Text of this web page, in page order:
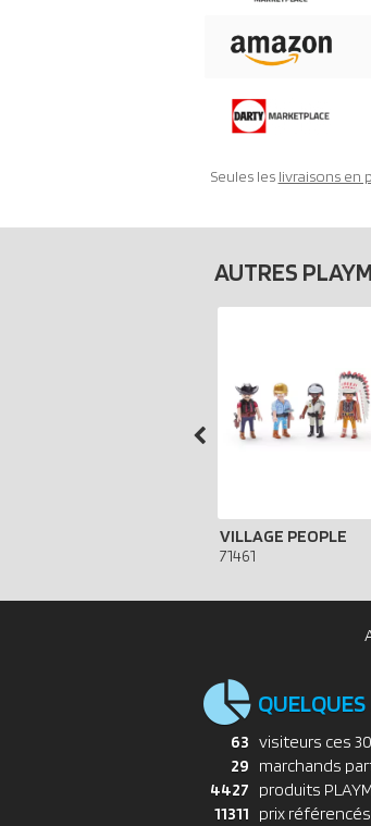
Seules les livraisons en
AUTRES
VILLAGE PEOPLE
71461
QUELQUES
63 visiteurs ces
29 marchands
4427 produits
11311 prix référencés